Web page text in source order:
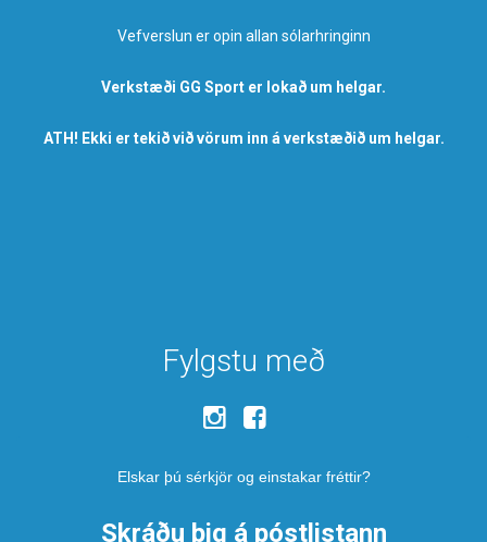
Vefverslun er opin allan sólarhringinn
Verkstæði GG Sport er lokað um helgar.
ATH! Ekki er tekið við vörum inn á verkstæðið um helgar.
Fylgstu með
Elskar þú sérkjör og einstakar fréttir?
Skráðu þig á póstlistann